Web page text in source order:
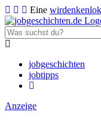
Eine
jobgeschichten
jobtipps
Anzeige